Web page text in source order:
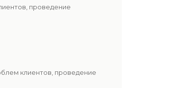
проведение
клиентов, проведение